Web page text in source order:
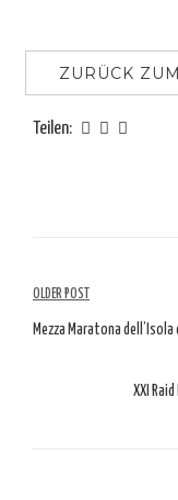
ZURÜCK
Teilen:
OLDER POST
Mezza Maratona dell’Isola
XXI